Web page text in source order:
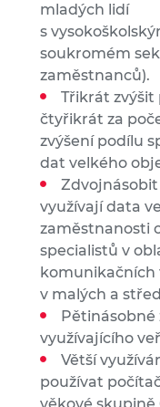
mladých lidí
s
soukromém
zaměstnanců).
Třikrát zvýšit
čtyřikrát za
zvýšení podílu
dat velkého
využívají data
zaměstnanosti
specialistů v
v malých a
využívajícího
Větší
používat